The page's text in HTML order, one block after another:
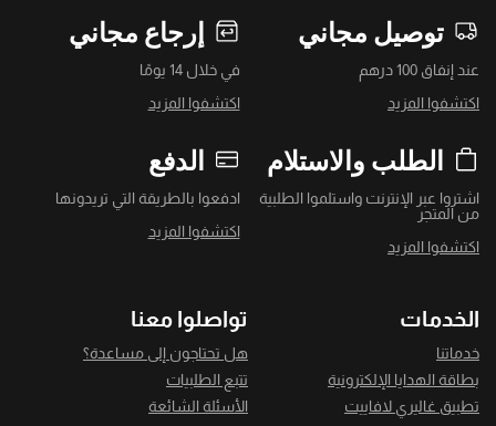
توصيل مجاني
عند إنفاق 100 درهم
اكتشفوا المزيد
إرجاع مجاني
في خلال 14 يومًا
اكتشفوا المزيد
الطلب والاستلام
اشتروا عبر الإنترنت واستلموا الطلبية
من المتجر
اكتشفوا المزيد
الدفع
ادفعوا بالطريقة التي تريدونها
اكتشفوا المزيد
الخدمات
خدماتنا
بطاقة الهدايا الإلكترونية
تطبيق غاليري لافاييت
تواصلوا معنا
هل تحتاجون إلى مساعدة؟
تتبع الطلبيات
الأسئلة الشائعة